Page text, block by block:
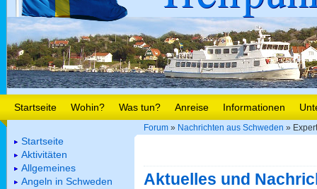
Startseite Wohin? Was tun? Anreise Informationen
Forum » Nachrichten aus Schweden »
Aktuelles und
Startseite
Aktivitäten
Allgemeines
Angeln in Schweden